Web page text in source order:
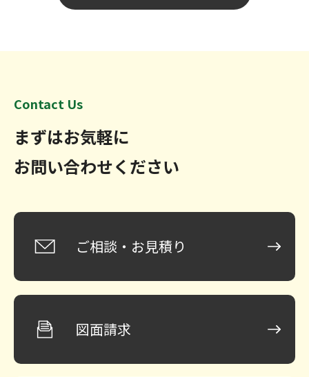
Contact Us
まずはお気軽に
お問い合わせください
ご相談・お見積り
図面請求